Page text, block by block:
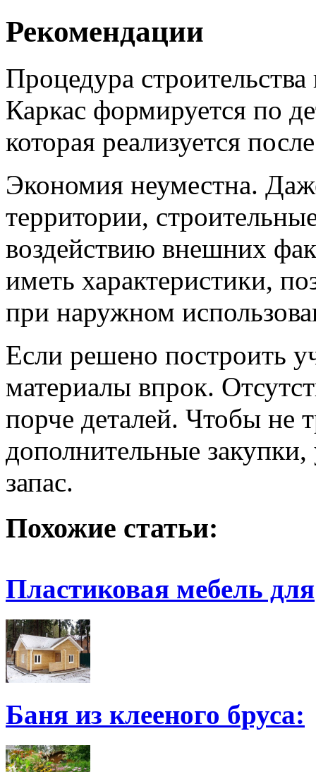
Рекомендации
Процедура
Каркас формируется по
которая реализуется
Экономия неуместна.
территории,
воздействию внешних
иметь характеристики,
при наружном
Если решено построить
материалы впрок.
порче деталей. Чтобы не
дополнительные
запас.
Похожие статьи:
Пластиковая мебель для
Баня из клееного бруса: